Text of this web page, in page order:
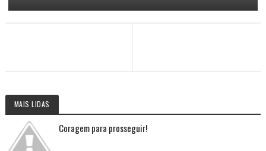
MAIS LIDAS
Coragem para prosseguir!